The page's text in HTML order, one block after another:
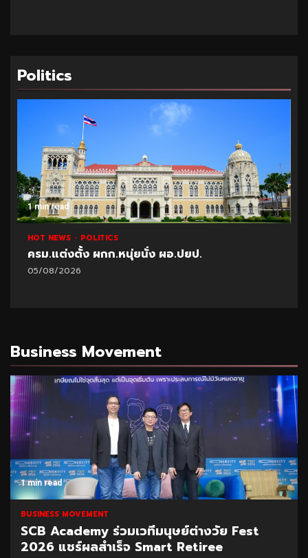
Politics
1 min read
HOT NEWS POLITICS
ครม.แต่งตั้ง ผกก.หนุ่ยนั่ง ผอ.ปยป.
05/08/2026
Business Movement
1 min read
BUSINESS MOVEMENT
SCB Academy ร่วมเวทีมนุษย์ต่างวัย Fest
2026 แชร์ผลสำเร็จ Smart Retiree